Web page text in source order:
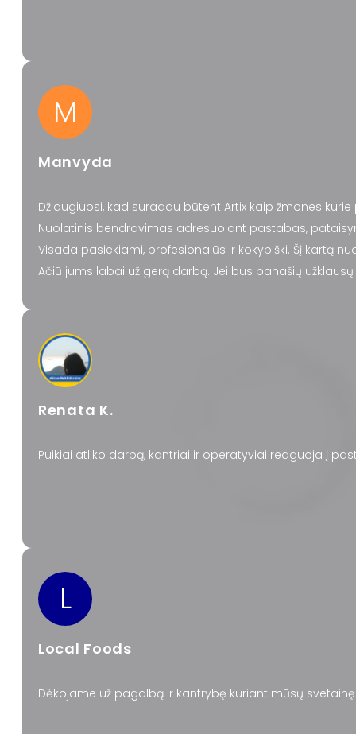
M
Manvyda
Džiaugiuosi, kad suradau būtent Artix kaip žmones
Nuolatinis bendravimas adresuojant pastabas,
Visada pasiekiami, profesionalūs ir kokybiški. Šį kartą
Ačiū jums labai už gerą darbą. Jei bus panašių
Renata K.
Puikiai atliko darbą, kantriai ir operatyviai reaguoja į
L
Local Foods
Dėkojame už pagalbą ir kantrybę kuriant mūsų